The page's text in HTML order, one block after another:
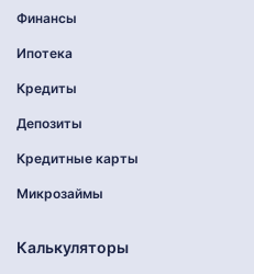
Финансы
Ипотека
Кредиты
Депозиты
Кредитные карты
Микрозаймы
Калькуляторы